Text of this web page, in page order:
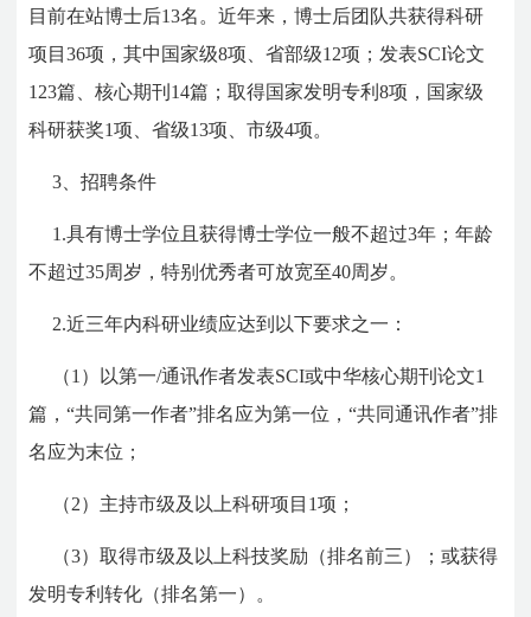
目前在站博士后13名。近年来，博士后团队共获得科研
项目36项，其中国家级8项、省部级12项；发表SCI论文
123篇、核心期刊14篇；取得国家发明专利8项，国家级
科研获奖1项、省级13项、市级4项。
3、招聘条件
1.具有博士学位且获得博士学位一般不超过3年；年龄
不超过35周岁，特别优秀者可放宽至40周岁。
2.近三年内科研业绩应达到以下要求之一：
（1）以第一/通讯作者发表SCI或中华核心期刊论文1
篇，“共同第一作者”排名应为第一位，“共同通讯作者”排
名应为末位；
（2）主持市级及以上科研项目1项；
（3）取得市级及以上科技奖励（排名前三）；或获得
发明专利转化（排名第一）。